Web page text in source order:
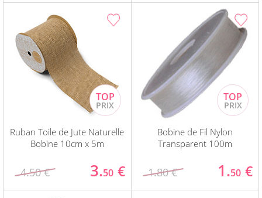
Ruban Toile de Jute Naturelle
Bobine 10cm x 5m
4.50 € 3.50 €
Bobine de Fil Nylon
Transparent 100m
1.80 € 1.50 €